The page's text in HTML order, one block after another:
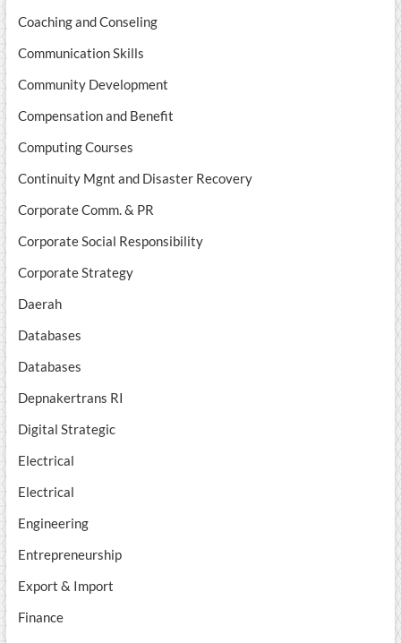
Coaching and Conseling
Communication Skills
Community Development
Compensation and Benefit
Computing Courses
Continuity Mgnt and Disaster Recovery
Corporate Comm. & PR
Corporate Social Responsibility
Corporate Strategy
Daerah
Databases
Databases
Depnakertrans RI
Digital Strategic
Electrical
Electrical
Engineering
Entrepreneurship
Export & Import
Finance